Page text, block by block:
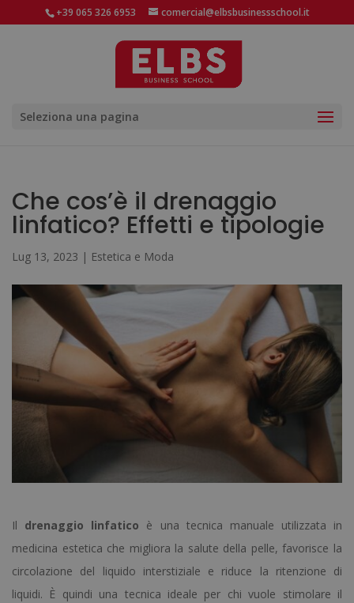
+39 065 326 6953 comercial@elbsbusinessschool.it
Seleziona una pagina
Che cos’è il drenaggio
linfatico? Effetti e tipologie
Lug 13, 2023 | Estetica e Moda
Il drenaggio linfatico è una tecnica manuale utilizzata in
medicina estetica che migliora la salute della pelle, favorisce la
circolazione del liquido interstiziale e riduce la ritenzione di
liquidi. È quindi una tecnica ideale per chi vuole stimolare il